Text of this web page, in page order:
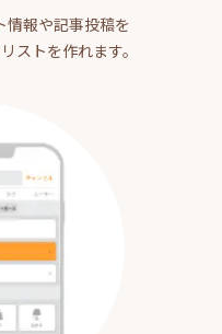
情報や記事投稿を
ストを作れます。